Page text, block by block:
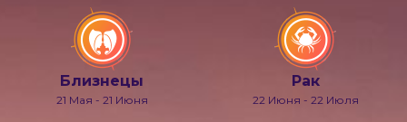
Близнецы
21 Мая - 21 Июня
Рак
22 Июня - 22 Июля